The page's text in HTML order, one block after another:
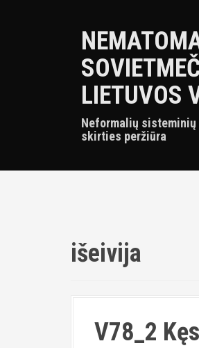
LIETUVOS
Neformalių
skirties peržiūra
išeivija
V78_2